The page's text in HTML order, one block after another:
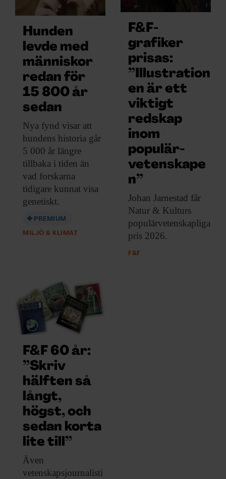
Hunden
levde med
människor
redan för
15 800 år
sedan
Nya fynd visar att
hundens historia går
5 000 år längre
tillbaka i tiden än
vad forskarna
tidigare kunnat visa
genetiskt.
PREMIUM
MILJÖ & KLIMAT
F&F-
grafiker
prisas:
”Illustration
en är ett
viktigt
redskap
inom
populär­
vetenskape
n”
Johan Jarnestad får
Natur & Kulturs
populärvetenskapliga
pris 2026.
F&F
F&F 60 år:
”Skriv
hälften så
långt,
högst, och
sedan korta
lite till”
Även
vetenskapsjournalisti